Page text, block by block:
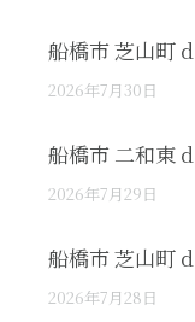
船橋市 芝山町
2026年7月30日
船橋市 二和東
2026年7月29日
船橋市 芝山町
2026年7月28日